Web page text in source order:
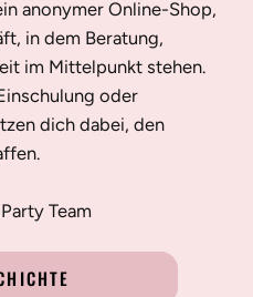
anonymer Online-Shop,
in dem Beratung,
im Mittelpunkt stehen.
oder
dich dabei, den
Team